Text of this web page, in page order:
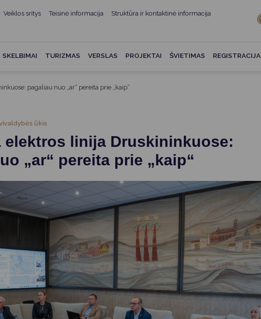
ir apskaita
Veiklos sritys Teisinė informacija
Norminiai teisės aktai
Mero potvarkiai
teisinė pagalba
Teisės aktų pažeidimai
reguliavimo poveikio ex post
Vartotojų teisių apsauga
Pranešėjų apsauga
Asmens duomenų apsauga
Struktūra ir kontaktinė informacija
Konsultavimasis su
Nuorodos
SKELBIMAI TURIZMAS VERSLAS PROJEKTAI ŠVIETIMAS REGISTRACIJA
pagaliau nuo „ar“ pereita prie „kaip“
ūkis
elektros linija Druskininkuose:
„ar“ pereita prie „kaip“